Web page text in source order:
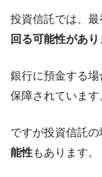
投資信託では、最
回る可能性があり
銀行に預金する
保障されています
ですが投資信託
能性もあります。